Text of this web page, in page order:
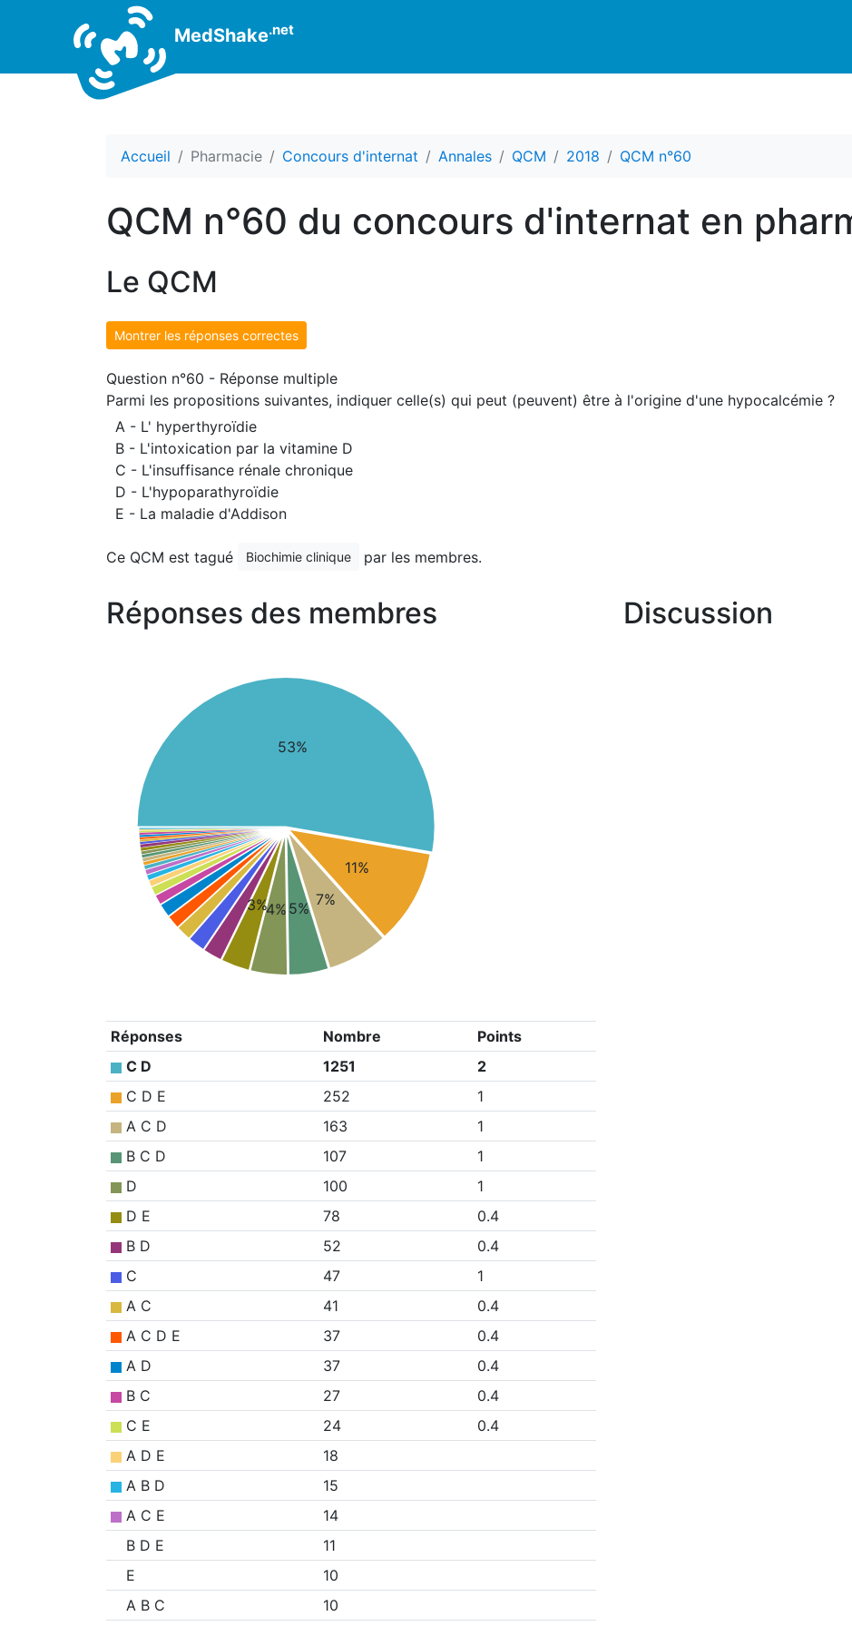
MedShake.net
Accueil Pharmacie Concours d'internat Annales QCM 2018 QCM n°60
QCM n°60 du concours d'internat en
Le QCM
Montrer les réponses correctes
Question n°60 - Réponse multiple
Parmi les propositions suivantes, indiquer celle(s) qui peut (peuvent) être à l'origine d'une hypocalcémie ?
A - L' hyperthyroïdie
B - L'intoxication par la vitamine D
C - L'insuffisance rénale chronique
D - L'hypoparathyroïdie
E - La maladie d'Addison
Ce QCM est tagué Biochimie clinique par les membres.
Réponses des membres
53%
11%
7%
5%
4%
3%
Réponses Nombre
Points
C D
1251
2
C D E
252
1
A C D
163
1
B C D
107
1
D
100
1
D E
78
0.4
B D
52
0.4
C
47
1
A C
41
0.4
A C D E
37
0.4
A D
37
0.4
B C
27
0.4
C E
24
0.4
A D E
18
A B D
15
A C E
14
B D E
11
E
10
A B C
10
Discussion